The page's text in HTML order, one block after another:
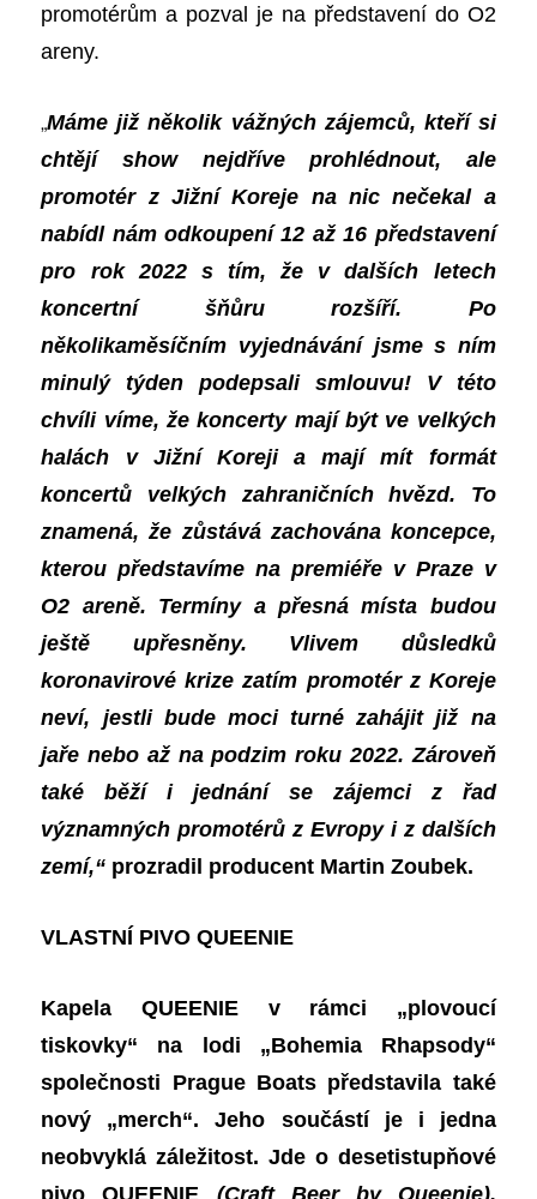
promotérům a pozval je na představení do O2
areny.
„Máme již několik vážných zájemců, kteří si
chtějí show nejdříve prohlédnout, ale
promotér z Jižní Koreje na nic nečekal a
nabídl nám odkoupení 12 až 16 představení
pro rok 2022 s tím, že v dalších letech
koncertní šňůru rozšíří. Po
několikaměsíčním vyjednávání jsme s ním
minulý týden podepsali smlouvu! V této
chvíli víme, že koncerty mají být ve velkých
halách v Jižní Koreji a mají mít formát
koncertů velkých zahraničních hvězd. To
znamená, že zůstává zachována koncepce,
kterou představíme na premiéře v Praze v
O2 areně. Termíny a přesná místa budou
ještě upřesněny. Vlivem důsledků
koronavirové krize zatím promotér z Koreje
neví, jestli bude moci turné zahájit již na
jaře nebo až na podzim roku 2022. Zároveň
také běží i jednání se zájemci z řad
významných promotérů z Evropy i z dalších
zemí,“ prozradil producent Martin Zoubek.
VLASTNÍ PIVO QUEENIE
Kapela QUEENIE v rámci „plovoucí
tiskovky“ na lodi „Bohemia Rhapsody“
společnosti Prague Boats představila také
nový „merch“. Jeho součástí je i jedna
neobvyklá záležitost. Jde o desetistupňové
pivo QUEENIE (Craft Beer by Queenie).